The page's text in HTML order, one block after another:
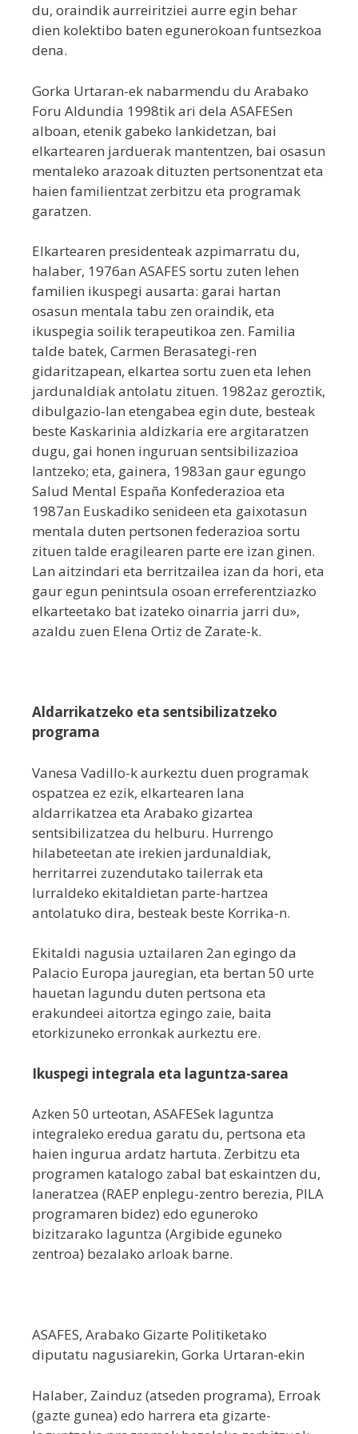
du, oraindik aurreiritziei aurre egin behar
dien kolektibo baten egunerokoan funtsezkoa
dena.
Gorka Urtaran-ek nabarmendu du Arabako
Foru Aldundia 1998tik ari dela ASAFESen
alboan, etenik gabeko lankidetzan, bai
elkartearen jarduerak mantentzen, bai osasun
mentaleko arazoak dituzten pertsonentzat eta
haien familientzat zerbitzu eta programak
garatzen.
Elkartearen presidenteak azpimarratu du,
halaber, 1976an ASAFES sortu zuten lehen
familien ikuspegi ausarta: garai hartan
osasun mentala tabu zen oraindik, eta
ikuspegia soilik terapeutikoa zen. Familia
talde batek, Carmen Berasategi-ren
gidaritzapean, elkartea sortu zuen eta lehen
jardunaldiak antolatu zituen. 1982az geroztik,
dibulgazio-lan etengabea egin dute, besteak
beste Kaskarinia aldizkaria ere argitaratzen
dugu, gai honen inguruan sentsibilizazioa
lantzeko; eta, gainera, 1983an gaur egungo
Salud Mental España Konfederazioa eta
1987an Euskadiko senideen eta gaixotasun
mentala duten pertsonen federazioa sortu
zituen talde eragilearen parte ere izan ginen.
Lan aitzindari eta berritzailea izan da hori, eta
gaur egun penintsula osoan erreferentziazko
elkarteetako bat izateko oinarria jarri du»,
azaldu zuen Elena Ortiz de Zarate-k.
Aldarrikatzeko eta sentsibilizatzeko
programa
Vanesa Vadillo-k aurkeztu duen programak
ospatzea ez ezik, elkartearen lana
aldarrikatzea eta Arabako gizartea
sentsibilizatzea du helburu. Hurrengo
hilabeteetan ate irekien jardunaldiak,
herritarrei zuzendutako tailerrak eta
lurraldeko ekitaldietan parte-hartzea
antolatuko dira, besteak beste Korrika-n.
Ekitaldi nagusia uztailaren 2an egingo da
Palacio Europa jauregian, eta bertan 50 urte
hauetan lagundu duten pertsona eta
erakundeei aitortza egingo zaie, baita
etorkizuneko erronkak aurkeztu ere.
Ikuspegi integrala eta laguntza-sarea
Azken 50 urteotan, ASAFESek laguntza
integraleko eredua garatu du, pertsona eta
haien ingurua ardatz hartuta. Zerbitzu eta
programen katalogo zabal bat eskaintzen du,
laneratzea (RAEP enplegu-zentro berezia, PILA
programaren bidez) edo eguneroko
bizitzarako laguntza (Argibide eguneko
zentroa) bezalako arloak barne.
ASAFES, Arabako Gizarte Politiketako
diputatu nagusiarekin, Gorka Urtaran-ekin
Halaber, Zainduz (atseden programa), Erroak
(gazte gunea) edo harrera eta gizarte-